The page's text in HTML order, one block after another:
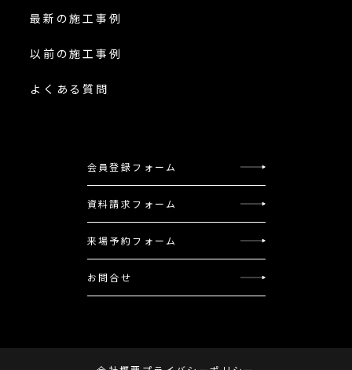
最新の施工事例
以前の施工事例
よくある質問
会員登録フォーム
資料請求フォーム
来場予約フォーム
お問合せ